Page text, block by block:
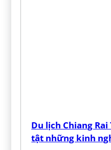
Du lịch Chiang
tật những kinh